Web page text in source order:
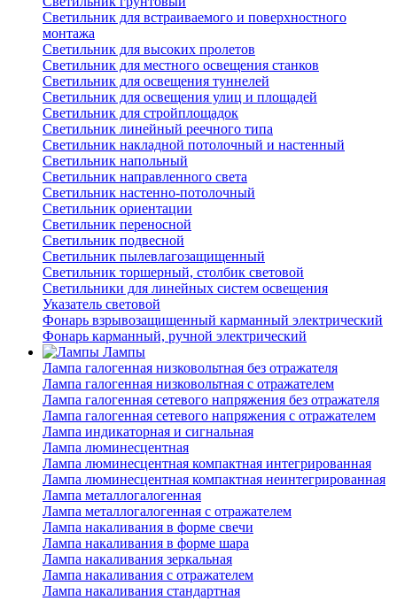
Светильник для встраиваемого и поверхностного
монтажа
Светильник для высоких пролетов
Светильник для местного освещения станков
Светильник для освещения туннелей
Светильник для освещения улиц и площадей
Светильник для стройплощадок
Светильник линейный реечного типа
Светильник накладной потолочный и настенный
Светильник напольный
Светильник направленного света
Светильник настенно-потолочный
Светильник ориентации
Светильник переносной
Светильник подвесной
Светильник пылевлагозащищенный
Светильник торшерный, столбик световой
Светильники для линейных систем освещения
Указатель световой
Фонарь взрывозащищенный карманный электрический
Фонарь карманный, ручной электрический
Лампы
Лампа галогенная низковольтная без отражателя
Лампа галогенная низковольтная с отражателем
Лампа галогенная сетевого напряжения без отражателя
Лампа галогенная сетевого напряжения с отражателем
Лампа индикаторная и сигнальная
Лампа люминесцентная
Лампа люминесцентная компактная интегрированная
Лампа люминесцентная компактная неинтегрированная
Лампа металлогалогенная
Лампа металлогалогенная с отражателем
Лампа накаливания в форме свечи
Лампа накаливания в форме шара
Лампа накаливания зеркальная
Лампа накаливания с отражателем
Лампа накаливания стандартная